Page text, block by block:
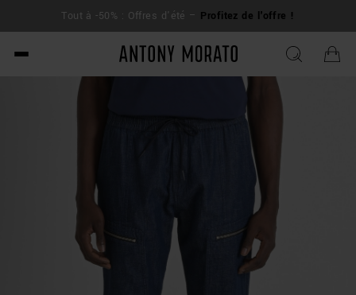
Tout à -50% : Offres d'été – Profitez de l'offre !
Antony Morato - Official